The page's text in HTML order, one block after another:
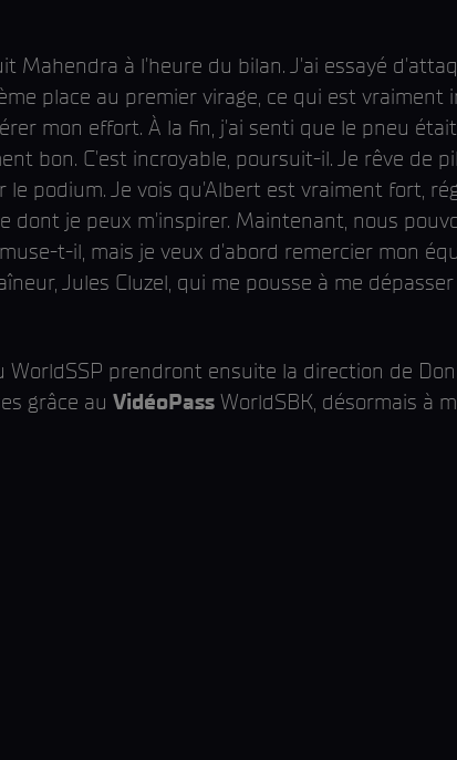
Mahendra à l'heure du bilan. J'ai essayé
place au premier virage, ce qui est
mon effort. À la fin, j'ai senti que le pneu
bon. C'est incroyable, poursuit-il. Je rêve de
podium. Je vois qu'Albert est vraiment fort,
dont je peux m'inspirer. Maintenant, nous
t-il, mais je veux d'abord remercier mon
Jules Cluzel, qui me pousse à me
prendront ensuite la direction de
grâce au VidéoPass WorldSBK, désormais à